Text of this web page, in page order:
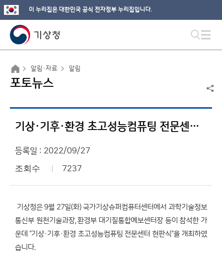
이 누리집은 대한민국 공식 전자정부 누리집입니다.
알림·자료 알림
포토뉴스
기상·기후·환경 초고성능컴퓨팅 전문센터 현판식 개최
등록일 : 2022/09/27
조회수 7237
기상청은 9월 27일(화) 국가기상슈퍼컴퓨터센터에서 과학기술정보
통신부 원천기술과장, 환경부 대기질통합예보센터장 등이 참석한 가
운데 “기상·기후·환경 초고성능컴퓨팅 전문센터 현판식”을 개최하였
습니다.